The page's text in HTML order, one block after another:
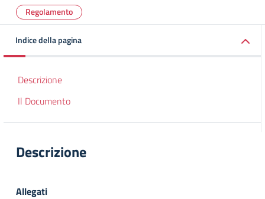
Regolamento
Indice della pagina
Descrizione
Il Documento
Descrizione
Allegati